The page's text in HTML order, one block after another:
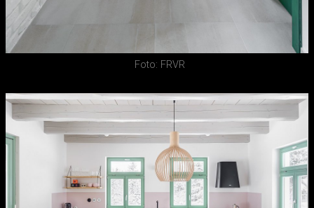
Foto: FRVR